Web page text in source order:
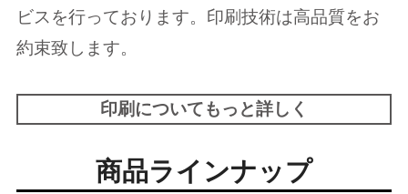
ビスを行っております。印刷技術は高品質をお
約束致します。
印刷についてもっと詳しく
商品ラインナップ